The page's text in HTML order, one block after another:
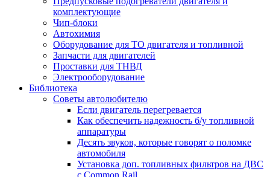
комплектующие
Чип-блоки
Автохимия
Оборудование для ТО двигателя и топливной
Запчасти для двигателей
Проставки для ТНВД
Электрооборудование
Библиотека
Советы автолюбителю
Если двигатель перегревается
Как обеспечить надежность б/у топливной
аппаратуры
Десять звуков, которые говорят о поломке
автомобиля
Установка доп. топливных фильтров на ДВС
с Common Rail